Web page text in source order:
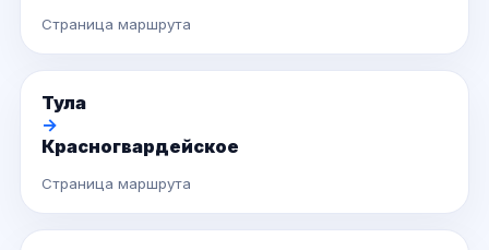
Страница маршрута
Тула
→
Красногвардейское
Страница маршрута